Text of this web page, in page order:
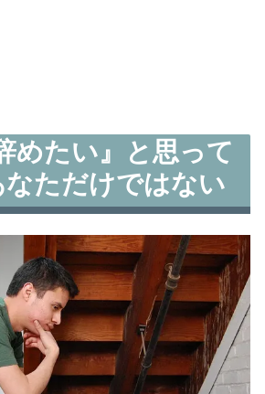
めたい』と思って
ただけではない